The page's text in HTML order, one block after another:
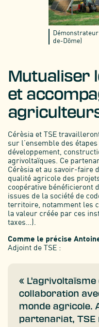
Démonstrateur
de-Dôme)
Mutualiser
et
Cérèsia et TSE
sur l’ensemble des
développement,
agrivoltaïques. Ce
Cérèsia et au savoir-faire
qualité agricole des
coopérative bénéficieront
issues de la société de
territoire, notamment les
la valeur créée par ces
taxes…).
Comme le précise
Adjoint de TSE :
«
collaboration
monde agricole.
partenariat, TSE